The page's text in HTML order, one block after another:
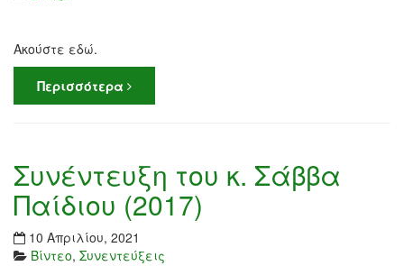
Ακούστε εδώ.
Περισσότερα
Συνέντευξη του κ. Σάββα
Παίδιου (2017)
10 Απριλίου, 2021
Βίντεο, Συνεντεύξεις